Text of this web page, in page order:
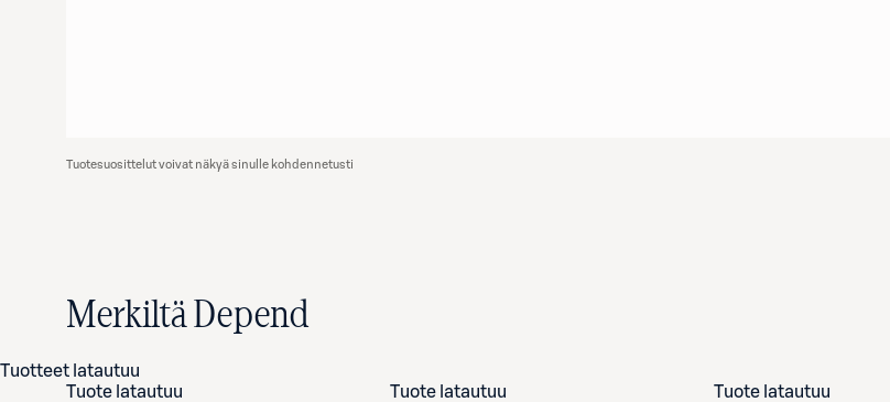
Tuotesuosittelut voivat näkyä sinulle kohdennetusti
Merkiltä Depend
Tuotteet latautuu
Tuote latautuu
Tuote latautuu Tuote latautuu